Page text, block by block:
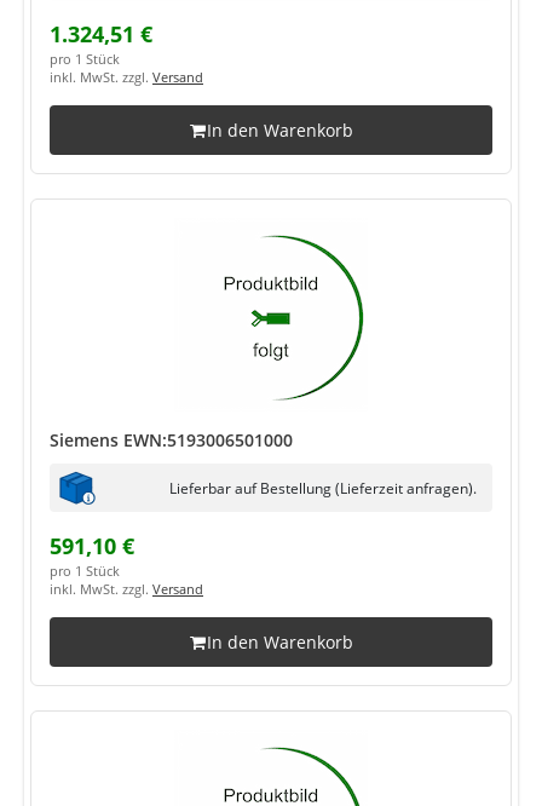
1.324,51 €
pro 1 Stück
inkl. MwSt. zzgl. Versand
In den Warenkorb
Siemens EWN:5193006501000
Lieferbar auf Bestellung (Lieferzeit anfragen).
591,10 €
pro 1 Stück
inkl. MwSt. zzgl. Versand
In den Warenkorb